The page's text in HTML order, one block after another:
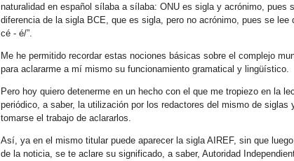
naturalidad en español sílaba a sílaba: ONU es sigla y acrónimo, pues
diferencia de la sigla BCE, que es sigla, pero no acrónimo, pues se lee
cé - é/”.
Me he permitido recordar estas nociones básicas sobre el complejo
para aclararme a mí mismo su funcionamiento gramatical y lingüístico.
Pero hoy quiero detenerme en un hecho con el que me tropiezo en la
periódico, a saber, la utilización por los redactores del mismo de siglas
tomarse el trabajo de aclararlos.
Así, ya en el mismo titular puede aparecer la sigla AIREF, sin que
de la noticia, se te aclare su significado, a saber, Autoridad